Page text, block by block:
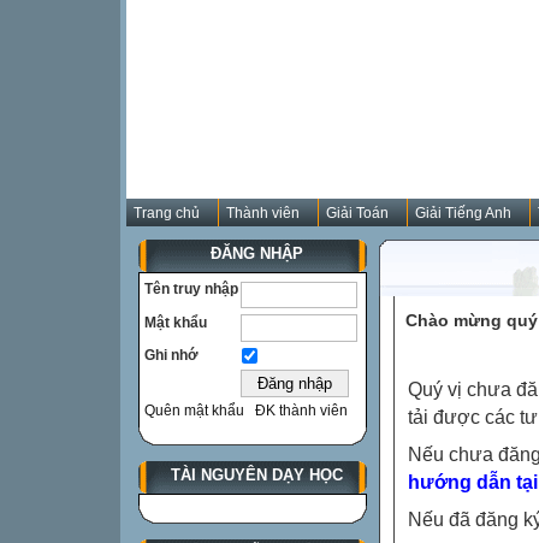
Trang chủ Thành viên Giải Toán Giải Tiếng Anh
ĐĂNG NHẬP
Tên truy nhập
Mật khẩu
Ghi nhớ
Quên mật khẩu ĐK thành viên
TÀI NGUYÊN DẠY HỌC
Chào mừng
Quý vị chưa
tải được các
Nếu chưa
hướng dẫn
Nếu đã đăng